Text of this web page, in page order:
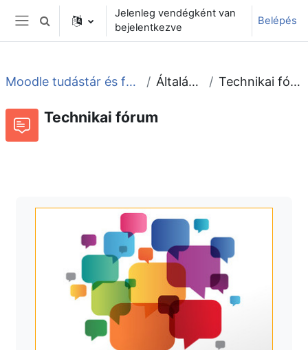
Tovább a fő tartalomhoz
Oldalpanel
Keresési bemeneti adatok váltása
Jelenleg vendégként van
bejelentkezve
Belépés
Moodle tudástár és fórum Általános Technikai fórum
Technikai fórum